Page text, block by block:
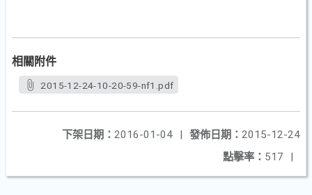
相關附件
2015-12-24-10-20-59-nf1.pdf
發佈日期： 2015-12-24
下架日期： 2016-01-04
|
點擊率： 517 |